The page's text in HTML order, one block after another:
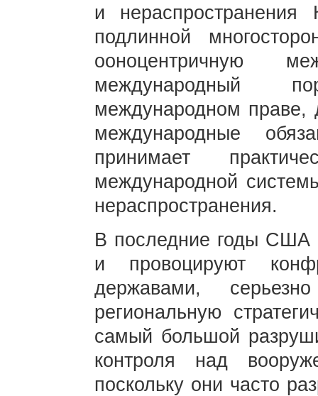
и нераспространения
подлинной
ооноцентричную
международный
международном праве,
международные
принимает
международной
нераспространения.
В последние годы США
и провоцируют
державами,
региональную
самый большой
контроля над
поскольку они часто